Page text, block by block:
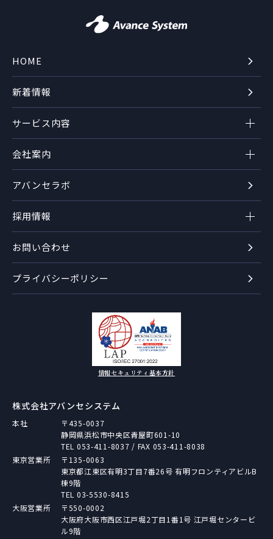
HOME
サービス内容
会社案内
採用情報
アバンセラボ
新着情報
お問い合わせ
プライバシーポリシー
株式会社アバンセシステム
本社
〒435-0037
静岡県浜松市中央区青屋町601-10
TEL 053-411-8037 / FAX 053-411-8038
東京営業所
〒135-0063
東京都江東区有明3丁目7番26号 有明フロンティアビルB
棟9階
TEL 03-5530-8415
大阪営業所
〒550-0002
大阪府大阪市西区江戸堀2丁目1番1号 江戸堀センタービ
ル9階
情報セキュリティ基本方針